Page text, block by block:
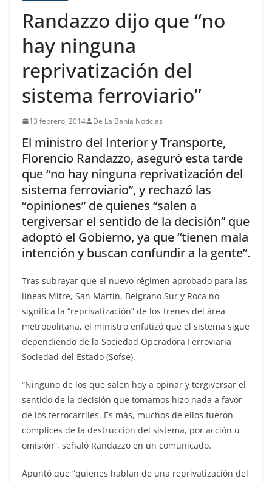
Randazzo dijo que “no
hay ninguna
reprivatización del
sistema ferroviario”
13 febrero, 2014 De La Bahía Noticias
El ministro del Interior y Transporte,
Florencio Randazzo, aseguró esta tarde
que “no hay ninguna reprivatización del
sistema ferroviario”, y rechazó las
“opiniones” de quienes “salen a
tergiversar el sentido de la decisión” que
adoptó el Gobierno, ya que “tienen mala
intención y buscan confundir a la gente”.
Tras subrayar que el nuevo régimen aprobado para las
líneas Mitre, San Martín, Belgrano Sur y Roca no
significa la “reprivatización” de los trenes del área
metropolitana, el ministro enfatizó que el sistema sigue
dependiendo de la Sociedad Operadora Ferroviaria
Sociedad del Estado (Sofse).
“Ninguno de los que salen hoy a opinar y tergiversar el
sentido de la decisión que tomamos hizo nada a favor
de los ferrocarriles. Es más, muchos de ellos fueron
cómplices de la destrucción del sistema, por acción u
omisión”, señaló Randazzo en un comunicado.
Apuntó que “quienes hablan de una reprivatización del